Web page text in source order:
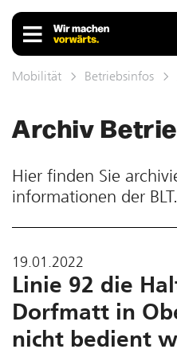
Mobilität Betriebsinfos
Archiv
Hier finden Sie
informationen der BLT.
19.01.2022
Linie 92 die
Dorfmatt in
nicht bedient